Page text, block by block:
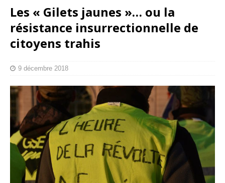
Les « Gilets jaunes »… ou la
résistance insurrectionnelle de
citoyens trahis
9 décembre 2018